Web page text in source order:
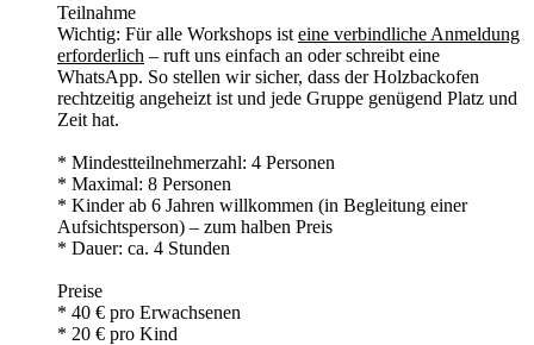
Teilnahme
Wichtig: Für alle Workshops ist eine verbindliche Anmeldung
erforderlich – ruft uns einfach an oder schreibt eine
WhatsApp. So stellen wir sicher, dass der Holzbackofen
rechtzeitig angeheizt ist und jede Gruppe genügend Platz und
Zeit hat.
* Mindestteilnehmerzahl: 4 Personen
* Maximal: 8 Personen
* Kinder ab 6 Jahren willkommen (in Begleitung einer
Aufsichtsperson) – zum halben Preis
* Dauer: ca. 4 Stunden
Preise
* 40 € pro Erwachsenen
* 20 € pro Kind